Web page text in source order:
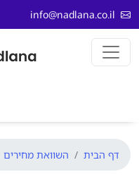
דלג לתוכן
info@nadlana.co.il
דף הבית השוואת מחירים